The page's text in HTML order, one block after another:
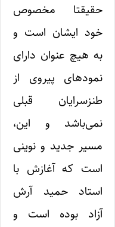
حقیقتا مخصوص
خود ایشان است و
به هیچ عنوان دارای
نمودهای پیروی از
طنزسرایان قبلی
نمی‌باشد و این،
مسیر جدید و نوینی
است که آغازش با
استاد حمید آرش
آزاد بوده است و